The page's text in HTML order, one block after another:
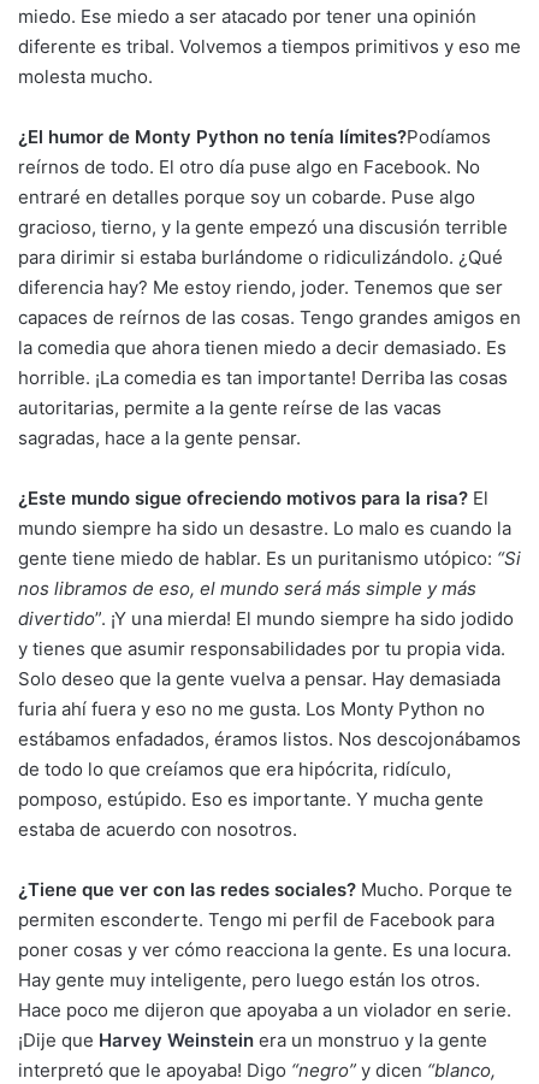
miedo. Ese miedo a ser atacado por tener una opinión
diferente es tribal. Volvemos a tiempos primitivos y eso me
molesta mucho.
¿El humor de Monty Python no tenía límites?Podíamos
reírnos de todo. El otro día puse algo en Facebook. No
entraré en detalles porque soy un cobarde. Puse algo
gracioso, tierno, y la gente empezó una discusión terrible
para dirimir si estaba burlándome o ridiculizándolo. ¿Qué
diferencia hay? Me estoy riendo, joder. Tenemos que ser
capaces de reírnos de las cosas. Tengo grandes amigos en
la comedia que ahora tienen miedo a decir demasiado. Es
horrible. ¡La comedia es tan importante! Derriba las cosas
autoritarias, permite a la gente reírse de las vacas
sagradas, hace a la gente pensar.
¿Este mundo sigue ofreciendo motivos para la risa? El
mundo siempre ha sido un desastre. Lo malo es cuando la
gente tiene miedo de hablar. Es un puritanismo utópico: “Si
nos libramos de eso, el mundo será más simple y más
divertido”. ¡Y una mierda! El mundo siempre ha sido jodido
y tienes que asumir responsabilidades por tu propia vida.
Solo deseo que la gente vuelva a pensar. Hay demasiada
furia ahí fuera y eso no me gusta. Los Monty Python no
estábamos enfadados, éramos listos. Nos descojonábamos
de todo lo que creíamos que era hipócrita, ridículo,
pomposo, estúpido. Eso es importante. Y mucha gente
estaba de acuerdo con nosotros.
¿Tiene que ver con las redes sociales? Mucho. Porque te
permiten esconderte. Tengo mi perfil de Facebook para
poner cosas y ver cómo reacciona la gente. Es una locura.
Hay gente muy inteligente, pero luego están los otros.
Hace poco me dijeron que apoyaba a un violador en serie.
¡Dije que Harvey Weinstein era un monstruo y la gente
interpretó que le apoyaba! Digo “negro” y dicen “blanco,